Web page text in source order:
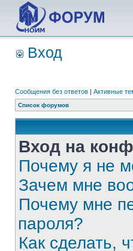
Вход
Сообщения без ответов | Активные
Список форумов
Вход на
Почему я не
Зачем мне
Почему мне
пароля?
Как сделать,